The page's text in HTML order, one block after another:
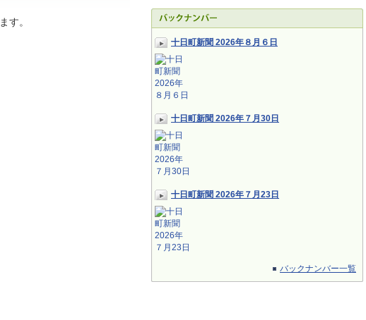
十日町新聞 2026年８月６日
十日町新聞 2026年７月30日
十日町新聞 2026年７月23日
バックナンバー一覧
す。